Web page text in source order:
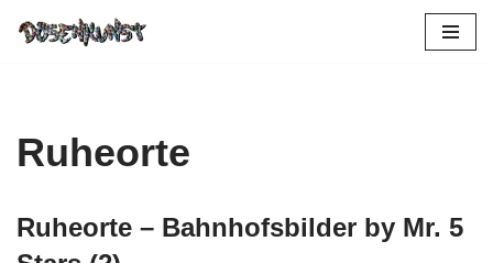
Ruheorte
Ruheorte – Bahnhofsbilder by Mr. 5